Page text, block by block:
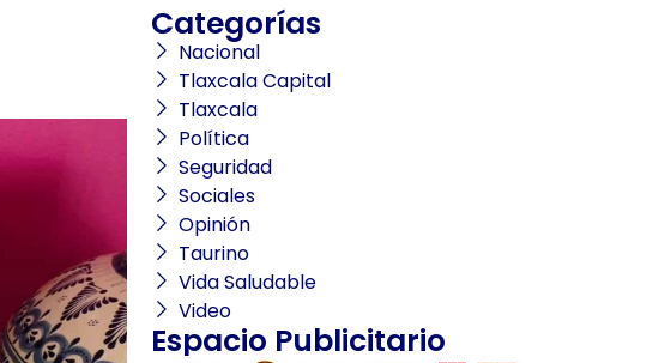
Categorías
Nacional
Tlaxcala Capital
Tlaxcala
Política
Seguridad
Sociales
Opinión
Taurino
Vida Saludable
Video
Espacio Publicitario